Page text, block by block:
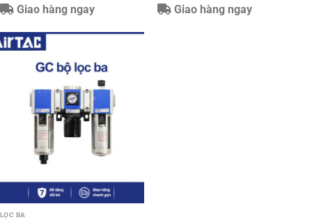
Giao hàng ngay
Giao hàng ngay
LỌC BA